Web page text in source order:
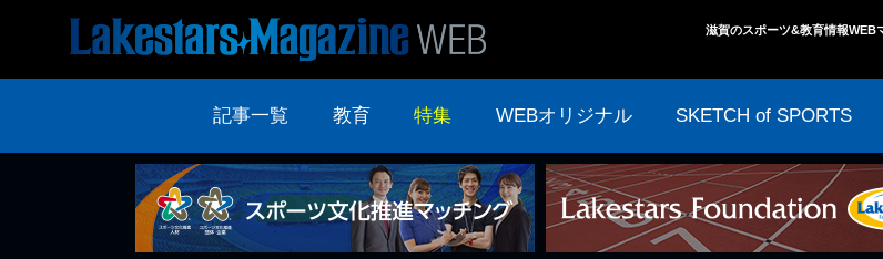
滋賀のスポーツ&教育情報WEB
記事一覧 教育 特集 WEBオリジナル SKETCH of SPORTS